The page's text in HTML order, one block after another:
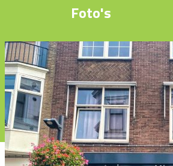
Foto's